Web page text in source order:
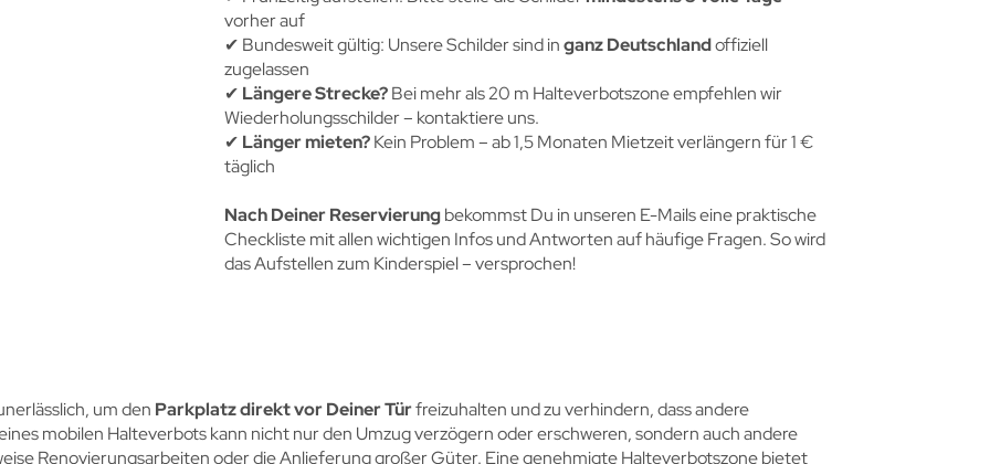
vorher auf
✔︎ Bundesweit gültig: Unsere Schilder sind inganz Deutschlandoffiziell
zugelassen
✔︎ Längere Strecke?Bei mehr als 20 m Halteverbotszone empfehlen wir
Wiederholungsschilder – kontaktiere uns.
✔︎ Länger mieten?Kein Problem – ab 1,5 Monaten Mietzeit verlängern für 1 €
täglich
Nach Deiner Reservierungbekommst Du in unseren E-Mails eine praktische
Checkliste mit allen wichtigen Infos und Antworten auf häufige Fragen. So wird
das Aufstellen zum Kinderspiel – versprochen!
um den Parkplatz direkt vor Deiner Türfreizuhalten und zu verhindern, dass andere
mobilen Halteverbots kann nicht nur den Umzug verzögern oder erschweren, sondern auch andere
Renovierungsarbeiten oder die Anlieferung großer Güter. Eine genehmigte Halteverbotszone bietet